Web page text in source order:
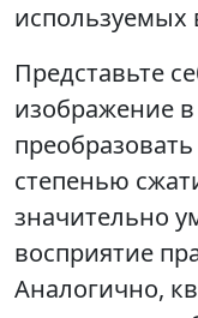
используемых
Представьте
изображение в
преобразовать
степенью
значительно
восприятие
Аналогично,